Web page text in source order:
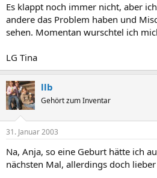
Es klappt noch immer nicht, aber
andere das Problem haben und
sehen. Momentan wurschtel ich
LG Tina
llb
Gehört zum Inventar
31. Januar 2003
Na, Anja, so eine Geburt hätte ich
nächsten Mal, allerdings doch